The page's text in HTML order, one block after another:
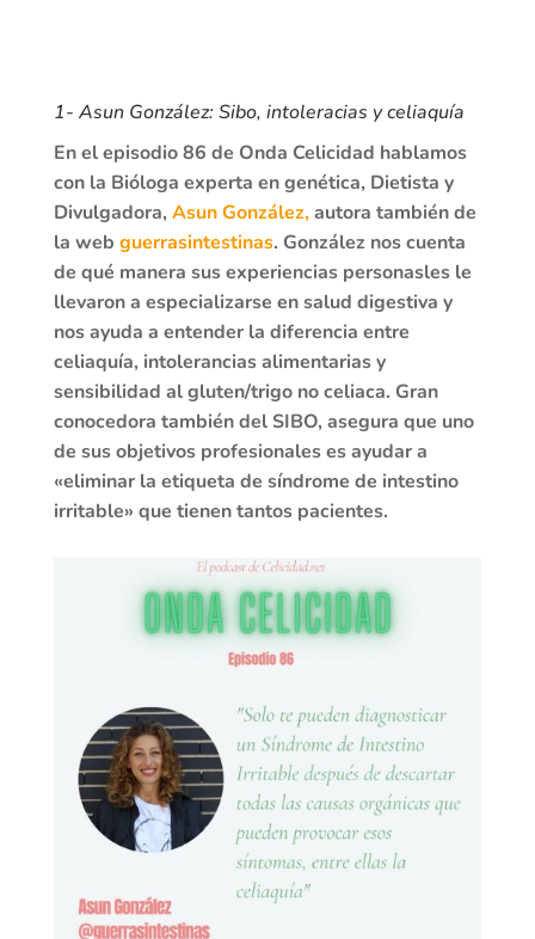
1- Asun González: Sibo, intoleracias y celiaquía
En el episodio 86 de Onda Celicidad hablamos
con la Bióloga experta en genética, Dietista y
Divulgadora, Asun González,autora también de
la web guerrasintestinas. González nos cuenta
de qué manera sus experiencias personasles le
llevaron a especializarse en salud digestiva y
nos ayuda a entender la diferencia entre
celiaquía, intolerancias alimentarias y
sensibilidad al gluten/trigo no celiaca. Gran
conocedora también del SIBO, asegura que uno
de sus objetivos profesionales es ayudar a
«eliminar la etiqueta de síndrome de intestino
irritable» que tienen tantos pacientes.